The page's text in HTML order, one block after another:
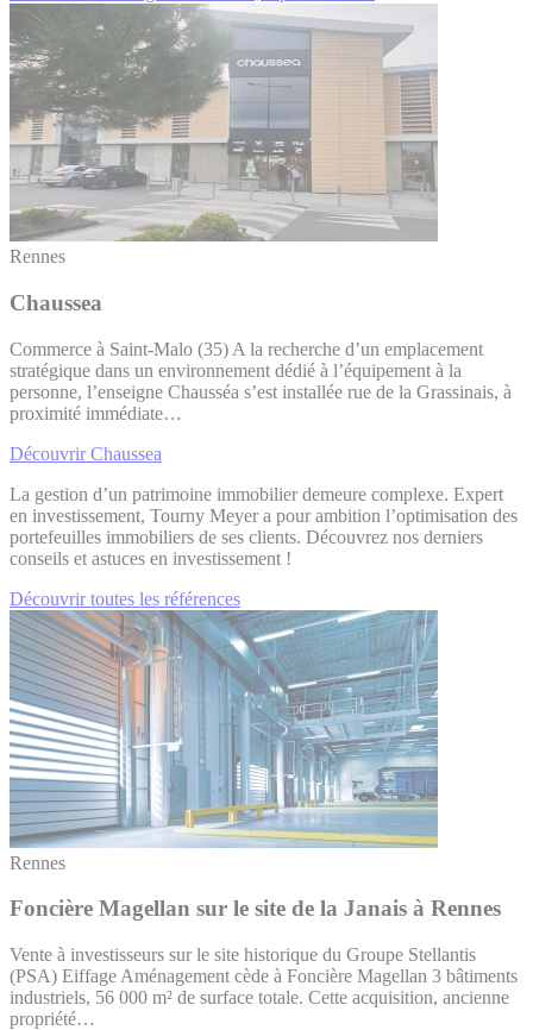
Rennes
Chaussea
Commerce à Saint-Malo (35) A la recherche d’un emplacement
stratégique dans un environnement dédié à l’équipement à la
personne, l’enseigne Chausséa s’est installée rue de la Grassinais, à
proximité immédiate…
Découvrir Chaussea
La gestion d’un patrimoine immobilier demeure complexe. Expert
en investissement, Tourny Meyer a pour ambition l’optimisation des
portefeuilles immobiliers de ses clients. Découvrez nos derniers
conseils et astuces en investissement !
Découvrir toutes les références
Rennes
Foncière Magellan sur le site de la Janais à Rennes
Vente à investisseurs sur le site historique du Groupe Stellantis
(PSA) Eiffage Aménagement cède à Foncière Magellan 3 bâtiments
industriels, 56 000 m² de surface totale. Cette acquisition, ancienne
propriété…